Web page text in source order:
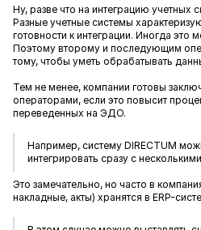
Ну, разве что на интеграцию учетных
Разные учетные системы
готовности к интеграции. Иногда это
Поэтому второму и последующим
тому, чтобы уметь обрабатывать
Тем не менее, компании готовы
операторами, если это повысит
переведенных на ЭДО.
Например, систему DIRECTUM
интегрировать сразу с
Это замечательно, но часто в
накладные, акты) хранятся в ERP-